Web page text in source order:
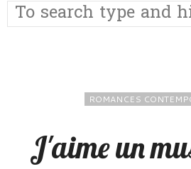
ROMANCES
J'aime un